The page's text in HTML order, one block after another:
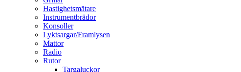
Hastighetsmätare
Instrumentbrädor
Konsoller
Lyktsargar/Framlysen
Mattor
Radio
Rutor
Targaluckor